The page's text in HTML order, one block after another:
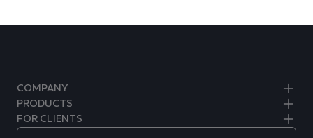
COMPANY
PRODUCTS
FOR CLIENTS